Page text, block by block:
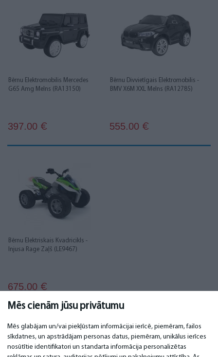
Mēs cienām jūsu privātumu
Mēs glabājam un/vai piekļūstam informācijai ierīcē, piemēram, failos
sīkdatnes, un apstrādājam personas datus, piemēram, unikālus ierīces
nosūtītie identifikatori un standarta informācija personalizētas
Bērnu Elektromobilis Mercedes
G65 Amg Melns (RA13150)
397.00 €
Bērnu Divvietīgais Elektromobilis -
BMV X6M XXL Melns (RA12785)
555.00 €
Bērnu Elektriskais Kvadricikls -
Injusa Rage Zaļš (LE9467)
675.00 €